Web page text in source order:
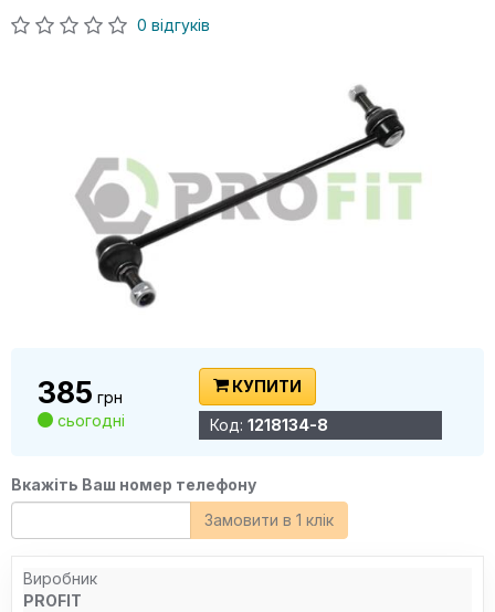
0 відгуків
385 грн
сьогодні
КУПИТИ
Код: 1218134-8
Вкажіть Ваш номер телефону
Замовити в 1 клік
Виробник
PROFIT